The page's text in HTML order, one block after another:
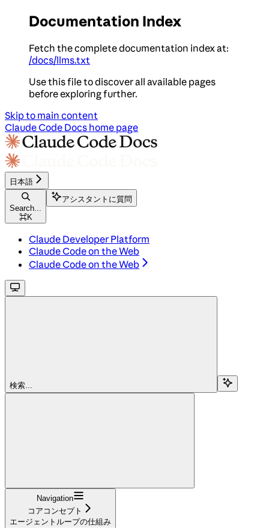
Documentation Index
Fetch the complete documentation index at:
/docs/llms.txt
Use this file to discover all available pages
before exploring further.
Skip to main content
Claude Code Docs home page
日本語
Search...
⌘K
アシスタントに質問
Claude Developer Platform
Claude Code on the Web
Claude Code on the Web
検索...
Navigation
コアコンセプト
エージェントループの仕組み